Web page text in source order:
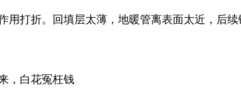
用打折。回填层太薄，地暖管离表面太近，后
，白花冤枉钱